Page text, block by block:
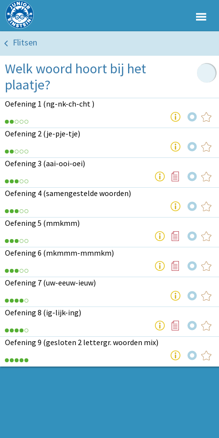
Flitsen
Welk woord hoort bij het
plaatje?
Oefening 1 (ng-nk-ch-cht )
Oefening 2 (je-pje-tje)
Oefening 3 (aai-ooi-oei)
Oefening 4 (samengestelde woorden)
Oefening 5 (mmkmm)
Oefening 6 (mkmmm-mmmkm)
Oefening 7 (uw-eeuw-ieuw)
Oefening 8 (ig-lijk-ing)
Oefening 9 (gesloten 2 lettergr. woorden mix)